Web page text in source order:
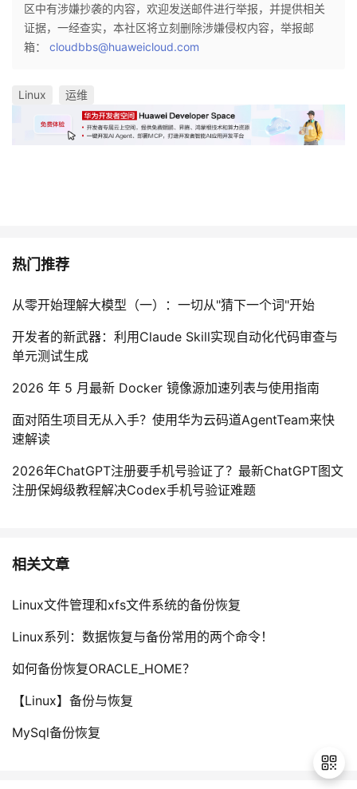
区中有涉嫌抄袭的内容，欢迎发送邮件进行举报，并提供相关
证据，一经查实，本社区将立刻删除涉嫌侵权内容，举报邮
箱： cloudbbs@huaweicloud.com
Linux 运维
热门推荐
从零开始理解大模型（一）：一切从"猜下一个词"开始
开发者的新武器：利用Claude Skill实现自动化代码审查与
单元测试生成
2026 年 5 月最新 Docker 镜像源加速列表与使用指南
面对陌生项目无从入手？使用华为云码道AgentTeam来快
速解读
2026年ChatGPT注册要手机号验证了？最新ChatGPT图文
注册保姆级教程解决Codex手机号验证难题
相关文章
Linux文件管理和xfs文件系统的备份恢复
Linux系列：数据恢复与备份常用的两个命令！
如何备份恢复ORACLE_HOME？
【Linux】备份与恢复
MySql备份恢复